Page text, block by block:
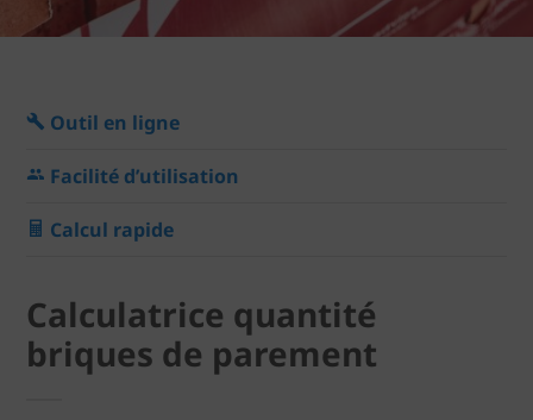
Outil en ligne
Facilité d’utilisation
Calcul rapide
Calculatrice quantité
briques de parement